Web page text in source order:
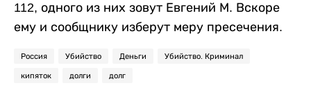
112, одного из них зовут Евгений М. Вскоре
ему и сообщнику изберут меру пресечения.
Россия Убийство Деньги Убийство. Криминал
кипяток долги долг